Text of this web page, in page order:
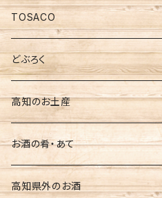
安芸虎 玉川 伊太郎
美丈夫
土佐鶴
南 玉ノ井
豊能梅
TOSACO
どぶろく
高知のお土産
お酒の肴・あて
高知県外のお酒